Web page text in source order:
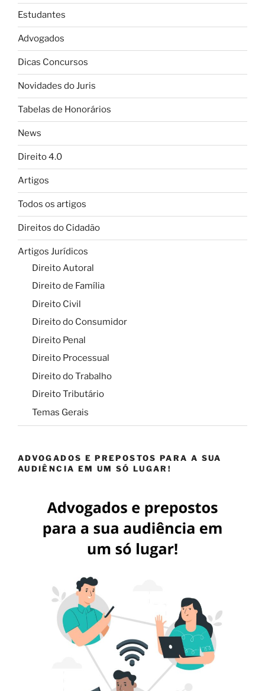
Estudantes
Advogados
Dicas Concursos
Novidades do Juris
Tabelas de Honorários
News
Direito 4.0
Artigos
Todos os artigos
Direitos do Cidadão
Artigos Jurídicos
Direito Autoral
Direito de Família
Direito Civil
Direito do Consumidor
Direito Penal
Direito Processual
Direito do Trabalho
Direito Tributário
Temas Gerais
ADVOGADOS E PREPOSTOS PARA A SUA
AUDIÊNCIA EM UM SÓ LUGAR!